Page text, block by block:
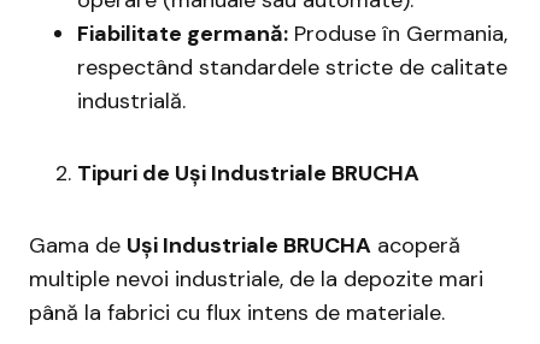
Fiabilitate germană: Produse în Germania,
respectând standardele stricte de calitate
industrială.
Tipuri de Uși Industriale BRUCHA
Gama de Uși Industriale BRUCHA acoperă
multiple nevoi industriale, de la depozite mari
până la fabrici cu flux intens de materiale.